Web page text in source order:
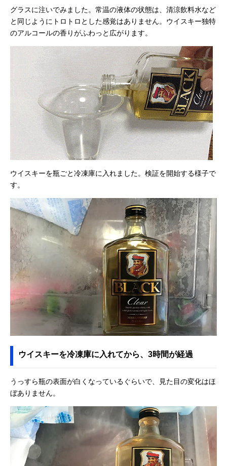
グラスに注いでみました。常温の液体の状態は、清涼飲料水など
と同じようにトロトロとした感覚はありません。ウイスキー独特
のアルコールの香りがふわっと広がります。
ウイスキーを瓶ごと冷凍庫に入れました。検証を開始する様子で
す。
ウイスキーを冷凍庫に入れてから、3時間が経過
うっすら瓶の表面が白くなっているぐらいで、見た目の変化はほ
ぼありません。